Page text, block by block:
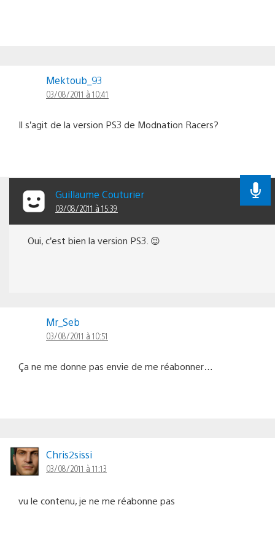
Mektoub_93
03/08/2011 à 10:41
Il s’agit de la version PS3 de Modnation Racers?
Guillaume Couturier
03/08/2011 à 15:39
Oui, c’est bien la version PS3. 😉
Mr_Seb
03/08/2011 à 10:51
Ça ne me donne pas envie de me réabonner…
Chris2sissi
03/08/2011 à 11:13
vu le contenu, je ne me réabonne pas